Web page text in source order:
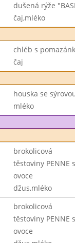
dušená rýže
čaj,mléko
chléb s
čaj
houska se
mléko
brokolicová
těstoviny PENNE
ovoce
džus,mléko
brokolicová
těstoviny PENNE
ovoce